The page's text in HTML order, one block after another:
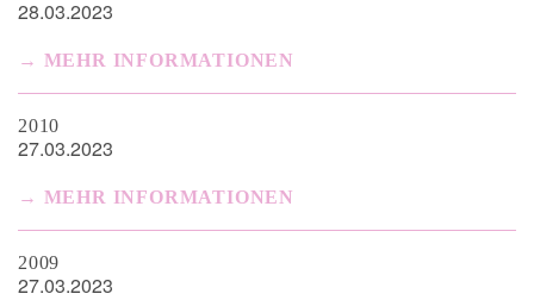
28.03.2023
MEHR INFORMATIONEN
2010
27.03.2023
MEHR INFORMATIONEN
2009
27.03.2023